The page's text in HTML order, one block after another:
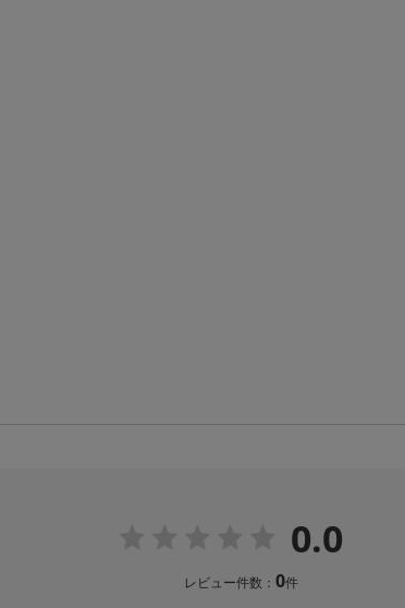
0.0
レビュー件数： 0件